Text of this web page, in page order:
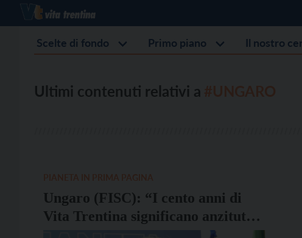
Scelte di fondo Primo piano Il nostro
Ultimi contenuti relativi a
Ungaro (FISC): “I cento anni di
Vita Trentina significano anzitutto